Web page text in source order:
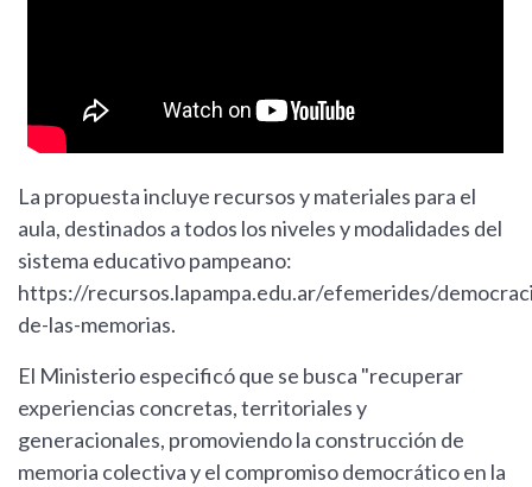
La propuesta incluye recursos y materiales para el
aula, destinados a todos los niveles y modalidades del
sistema educativo pampeano:
https://recursos.lapampa.edu.ar/efemerides/
de-las-memorias.
El Ministerio especificó que se busca "recuperar
experiencias concretas, territoriales y
generacionales, promoviendo la construcción de
memoria colectiva y el compromiso democrático en la